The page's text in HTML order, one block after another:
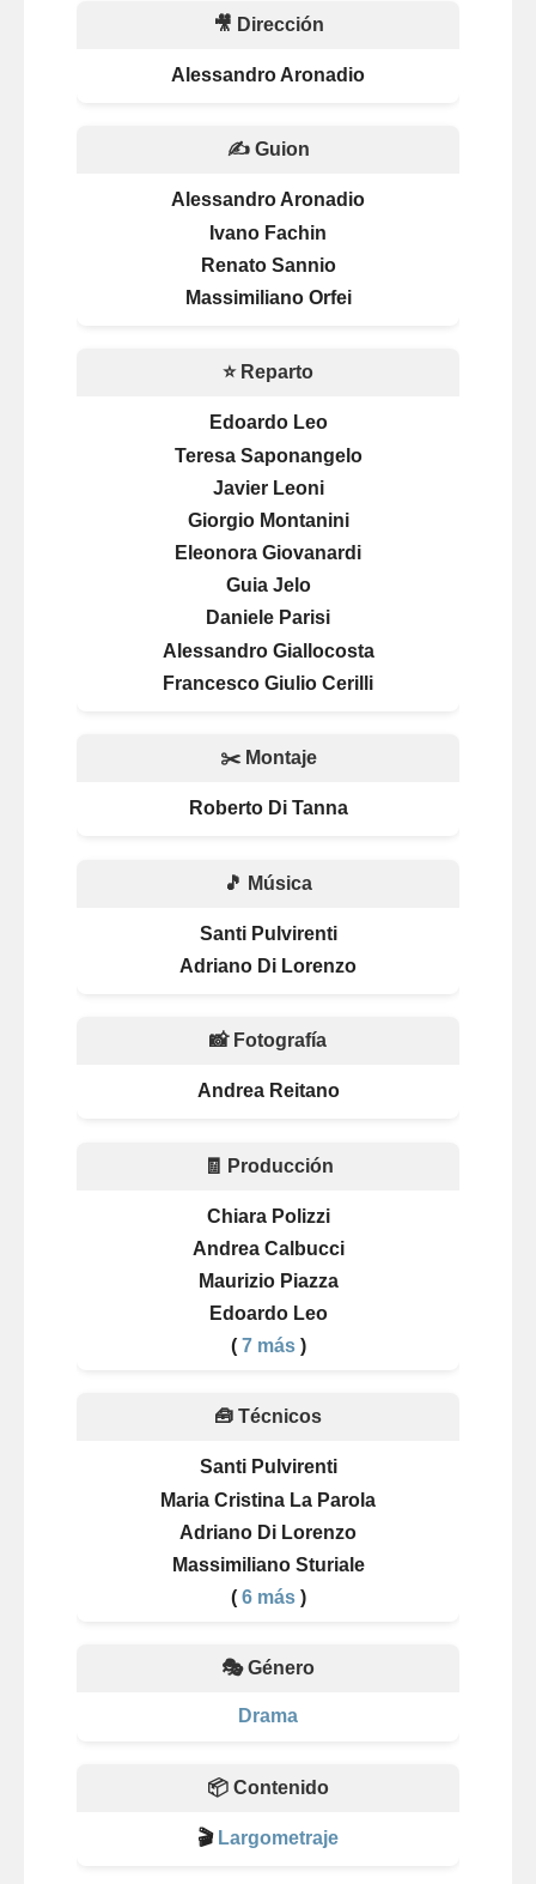
🎥 Dirección
Alessandro Aronadio
✍️ Guion
Alessandro Aronadio
Ivano Fachin
Renato Sannio
Massimiliano Orfei
⭐ Reparto
Edoardo Leo
Teresa Saponangelo
Javier Leoni
Giorgio Montanini
Eleonora Giovanardi
Guia Jelo
Daniele Parisi
Alessandro Giallocosta
Francesco Giulio Cerilli
✂️ Montaje
Roberto Di Tanna
🎵 Música
Santi Pulvirenti
Adriano Di Lorenzo
📸 Fotografía
Andrea Reitano
🧾 Producción
Chiara Polizzi
Andrea Calbucci
Maurizio Piazza
Edoardo Leo
( 7 más)
🧰 Técnicos
Santi Pulvirenti
Maria Cristina La Parola
Adriano Di Lorenzo
Massimiliano Sturiale
( 6 más)
🎭 Género
Drama
📦 Contenido
🎬 Largometraje